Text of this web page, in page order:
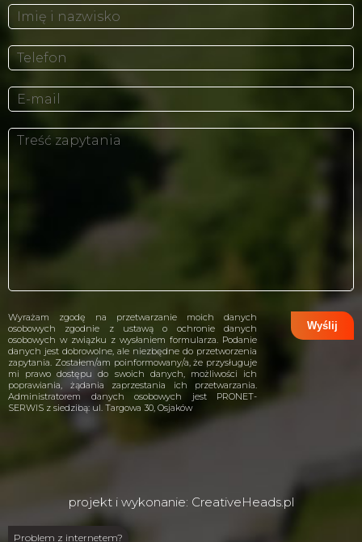
Problem z internetem?
Wyrażam zgodę na przetwarzanie moich danych
osobowych zgodnie z ustawą o ochronie danych
osobowych w związku z wysłaniem formularza. Podanie
danych jest dobrowolne, ale niezbędne do przetworzenia
zapytania. Zostałem/am poinformowany/a, że przysługuje
mi prawo dostępu do swoich danych, możliwości ich
poprawiania, żądania zaprzestania ich przetwarzania.
Administratorem danych osobowych jest PRONET-
SERWIS z siedzibą: ul. Targowa 30, Osjaków
projekt i wykonanie: CreativeHeads.pl